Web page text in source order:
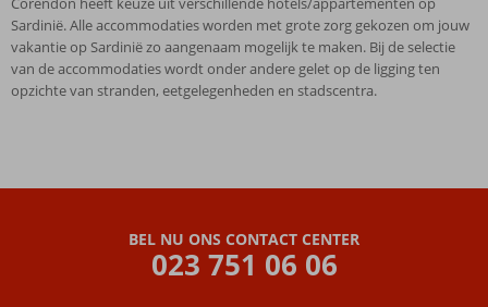
Sardinië. Alle accommodaties worden met grote zorg gekozen om jouw
vakantie op Sardinië zo aangenaam mogelijk te maken. Bij de selectie
van de accommodaties wordt onder andere gelet op de ligging ten
opzichte van stranden, eetgelegenheden en stadscentra.
BEL NU ONS CONTACT CENTER
023 751 06 06